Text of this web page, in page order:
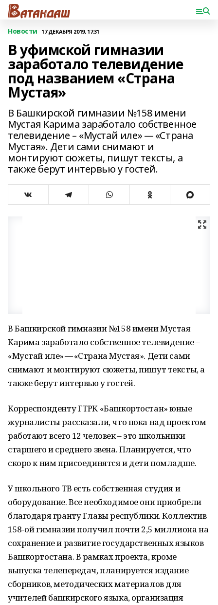
Новости 17 ДЕКАБРЯ 2019, 17:31
В уфимской гимназии
заработало телевидение
под названием «Страна
Мустая»
В Башкирской гимназии №158 имени
Мустая Карима заработало собственное
телевидение – «Мустай иле» — «Страна
Мустая». Дети сами снимают и
монтируют сюжеты, пишут тексты, а
также берут интервью у гостей.
В Башкирской гимназии №158 имени Мустая
Карима заработало собственное телевидение –
«Мустай иле» — «Страна Мустая». Дети сами
снимают и монтируют сюжеты, пишут тексты, а
также берут интервью у гостей.
Корреспонденту ГТРК «Башкортостан» юные
журналисты рассказали, что пока над проектом
работают всего 12 человек – это школьники
старшего и среднего звена. Планируется, что
скоро к ним присоединятся и дети помладше.
У школьного ТВ есть собственная студия и
оборудование. Все необходимое они приобрели
благодаря гранту Главы республики. Коллектив
158-ой гимназии получил почти 2,5 миллиона на
сохранение и развитие государственных языков
Башкортостана. В рамках проекта, кроме
выпуска телепередач, планируется издание
сборников, методических материалов для
учителей башкирского языка, организация